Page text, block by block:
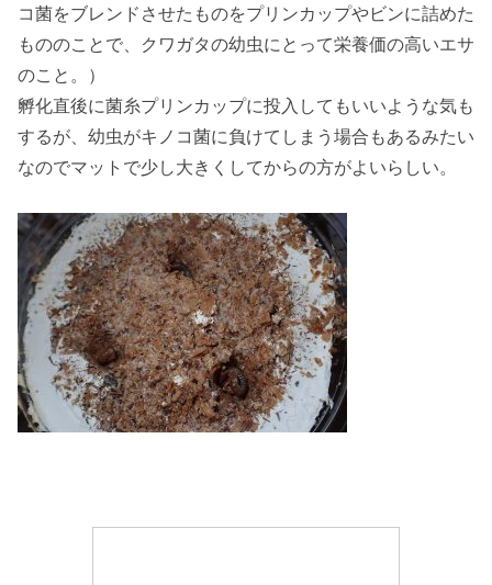
コ菌をブレンドさせたものをプリンカップやビンに詰めた
もののことで、クワガタの幼虫にとって栄養価の高いエサ
のこと。）
孵化直後に菌糸プリンカップに投入してもいいような気も
するが、幼虫がキノコ菌に負けてしまう場合もあるみたい
なのでマットで少し大きくしてからの方がよいらしい。